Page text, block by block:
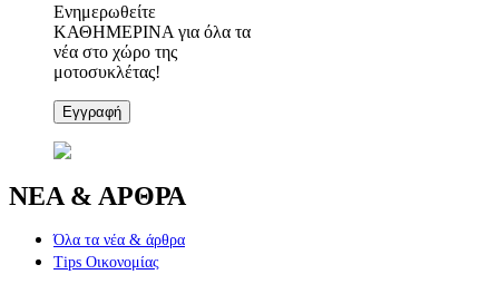
Ενημερωθείτε
ΚΑΘΗΜΕΡΙΝΑ για όλα τα
νέα στο χώρο της
μοτοσυκλέτας!
Εγγραφή
ΝΕΑ & ΑΡΘΡΑ
Όλα τα νέα & άρθρα
Tips Οικονομίας